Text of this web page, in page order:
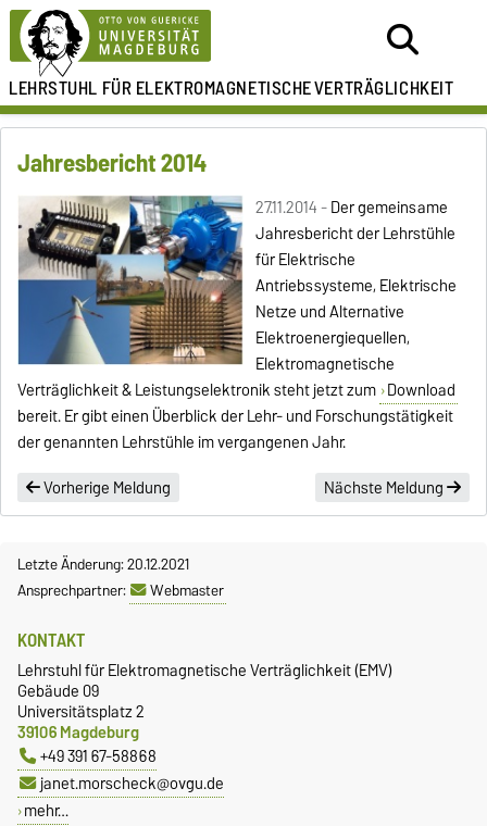
LEHRSTUHL FÜRELEKTROMAGNETISCHEVERTRÄGLICHKEIT
Jahresbericht 2014
27.11.2014 -Der gemeinsame
Jahresbericht der Lehrstühle
für Elektrische
Antriebssysteme, Elektrische
Netze und Alternative
Elektroenergiequellen,
Elektromagnetische
Verträglichkeit & Leistungselektronik steht jetzt zum Download
bereit. Er gibt einen Überblick der Lehr- und Forschungstätigkeit
der genannten Lehrstühle im vergangenen Jahr.
Vorherige Meldung
Nächste Meldung
Letzte Änderung: 20.12.2021
Ansprechpartner:
Webmaster
KONTAKT
Lehrstuhl für Elektromagnetische Verträglichkeit (EMV)
Gebäude 09
Universitätsplatz 2
39106 Magdeburg
+49 391 67-58868
janet.morscheck@ovgu.de
mehr…